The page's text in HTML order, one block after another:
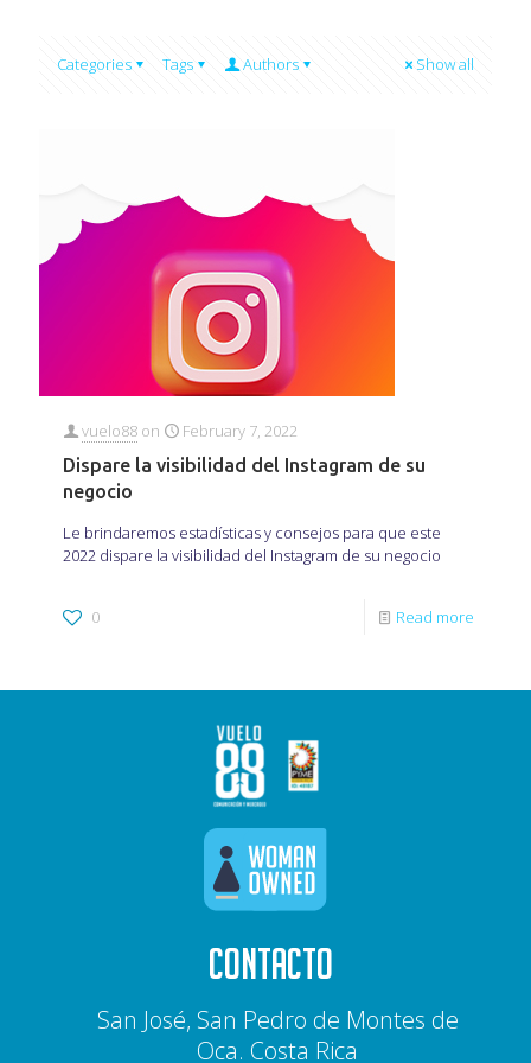
Categories Tags Authors Show all
vuelo88 on
February 7, 2022
Dispare la visibilidad del Instagram de su
negocio
Le brindaremos estadísticas y consejos para que este
2022 dispare la visibilidad del Instagram de su negocio
0 Read more
CONTACTO
San José, San Pedro de Montes de
Oca. Costa Rica